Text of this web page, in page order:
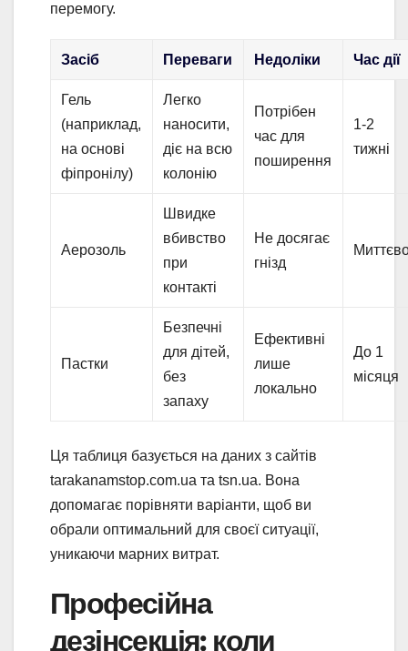
перемогу.
Засіб Переваги Недоліки Час дії
Гель
(наприклад,
на основі
фіпронілу)
Легко
наносити,
діє на всю
колонію
Потрібен
час для
поширення
1-2
тижні
Аерозоль
Швидке
вбивство
при
контакті
Не досягає
гнізд
Пастки
Безпечні
для дітей,
без
запаху
Ефективні
лише
локально
До 1
місяця
Ця таблиця базується на даних з сайтів
tarakanamstop.com.ua та tsn.ua. Вона
допомагає порівняти варіанти, щоб ви
обрали оптимальний для своєї ситуації,
уникаючи марних витрат.
Професійна
дезінсекція: коли